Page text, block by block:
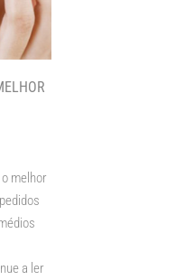
melhor
a ler